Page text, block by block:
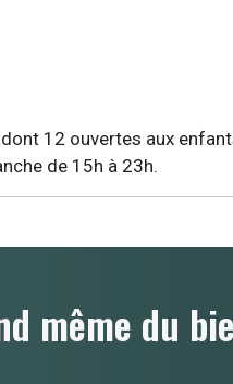
12 ouvertes aux
de 15h à 23h.
même du